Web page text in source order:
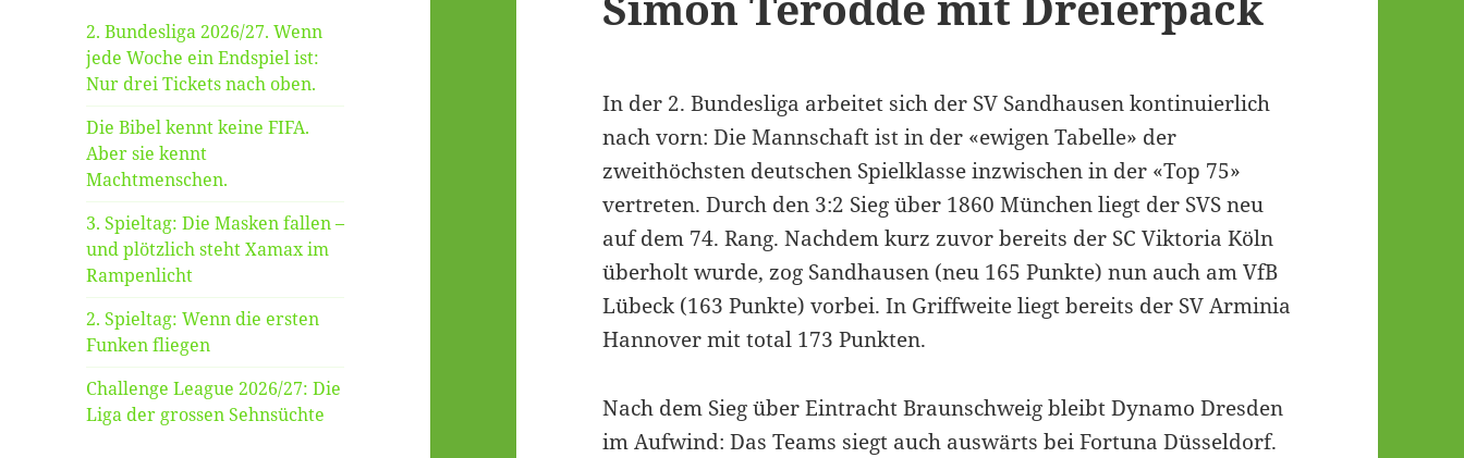
2. Bundesliga 2026/27. Wenn
jede Woche ein Endspiel ist:
Nur drei Tickets nach oben.
Die Bibel kennt keine FIFA.
Aber sie kennt
Machtmenschen.
3. Spieltag: Die Masken fallen –
und plötzlich steht Xamax im
Rampenlicht
2. Spieltag: Wenn die ersten
Funken fliegen
Challenge League 2026/27: Die
Liga der grossen Sehnsüchte
In der 2. Bundesliga arbeitet sich der SV Sandhausen kontinuierlich
nach vorn: Die Mannschaft ist in der «ewigen Tabelle» der
zweithöchsten deutschen Spielklasse inzwischen in der «Top 75»
vertreten. Durch den 3:2 Sieg über 1860 München liegt der SVS neu
auf dem 74. Rang. Nachdem kurz zuvor bereits der SC Viktoria Köln
überholt wurde, zog Sandhausen (neu 165 Punkte) nun auch am VfB
Lübeck (163 Punkte) vorbei. In Griffweite liegt bereits der SV Arminia
Hannover mit total 173 Punkten.
Nach dem Sieg über Eintracht Braunschweig bleibt Dynamo Dresden
im Aufwind: Das Teams siegt auch auswärts bei Fortuna Düsseldorf.